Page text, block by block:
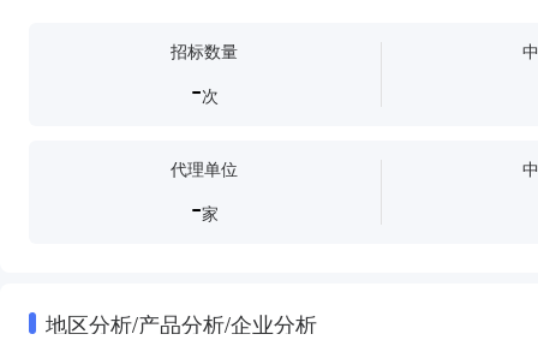
招标数量
-次
代理单位
-家
地区分析/产品分析/企业分析